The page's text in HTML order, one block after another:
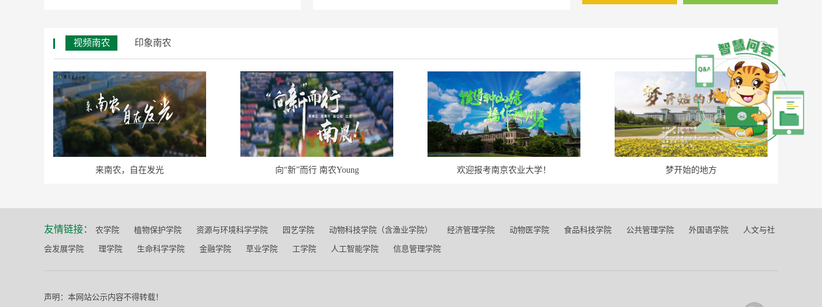
视频南农 印象南农
来南农，自在发光 向“新”而行 南农Young 欢迎报考南京农业大学！ 梦开始的地方
友情链接： 农学院 植物保护学院 资源与环境科学学院 园艺学院 动物科技学院（含渔业学院） 经济管理学院 动物医学院 食品科技学院 公共管理学院 外国语学院 人文与社
会发展学院 理学院 生命科学学院 金融学院 草业学院 工学院 人工智能学院 信息管理学院
声明：本网站公示内容不得转载！